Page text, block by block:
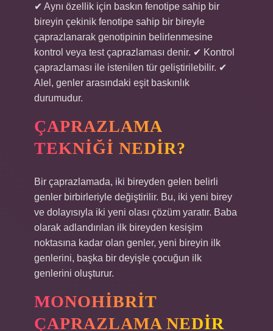
✔ Aynı özellik için baskın fenotipe sahip bir
bireyin çekinik fenotipe sahip bir bireyle
çaprazlanarak genotipinin belirlenmesine
kontrol veya test çaprazlaması denir. ✔ Kontrol
çaprazlaması ile istenilen tür geliştirilebilir. ✔
Alel, genler arasındaki eşit baskınlık
durumudur.
ÇAPRAZLAMA
TEKNIĞI NEDIR?
Bir çaprazlamada, iki bireyden gelen belirli
genler birbirleriyle değiştirilir. Bu, iki yeni birey
ve dolayısıyla iki yeni olası çözüm yaratır. Baba
olarak adlandırılan ilk bireyden kesişim
noktasına kadar olan genler, yeni bireyin ilk
genlerini, başka bir deyişle çocuğun ilk
genlerini oluşturur.
MONOHIBRIT
ÇAPRAZLAMA NEDIR